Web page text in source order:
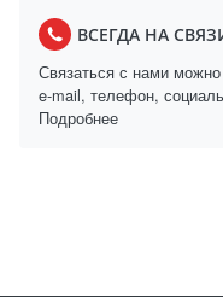
ВСЕГДА НА
Связаться с нами
e-mail, телефон,
Подробнее